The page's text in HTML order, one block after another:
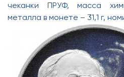
чеканки ПРУФ, масса
металла в монете – 31,1 г,